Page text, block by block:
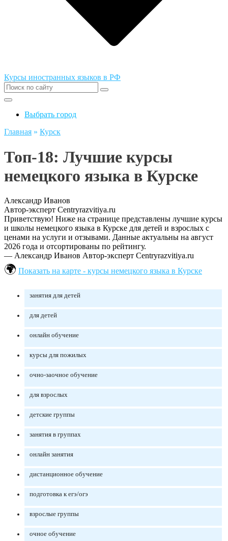
Курсы иностранных языков в РФ
Выбрать город
Главная » Курск
Топ-18: Лучшие курсы
немецкого языка в Курске
Александр Иванов
Автор-эксперт Centryrazvitiya.ru
Приветствую! Ниже на странице представлены лучшие курсы
и школы немецкого языка в Курске для детей и взрослых с
ценами на услуги и отзывами. Данные актуальны на август
2026 года и отсортированы по рейтингу.
— Александр Иванов Автор-эксперт Centryrazvitiya.ru
Показать на карте - курсы немецкого языка в Курске
занятия для детей
для детей
онлайн обучение
курсы для пожилых
очно-заочное обучение
для взрослых
детские группы
занятия в группах
онлайн занятия
дистанционное обучение
подготовка к егэ/огэ
взрослые группы
очное обучение